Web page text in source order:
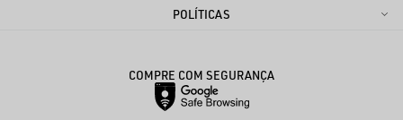
POLÍTICAS
COMPRE COM SEGURANÇA